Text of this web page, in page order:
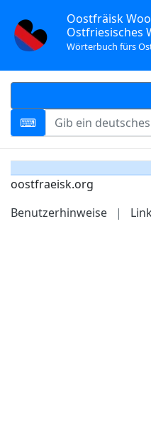
Oostfräisk
Ostfriesisches
Wörterbuch fürs
oostfraeisk.org
Benutzerhinweise
|